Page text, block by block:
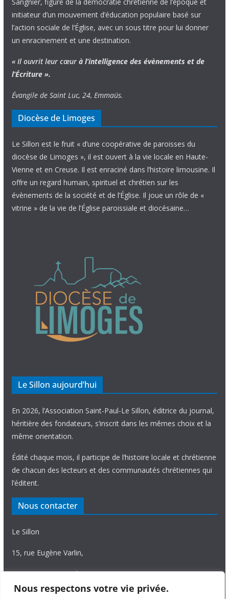
Nous respectons votre vie privée.
initiateur d’un mouvement d’éducation populaire basé sur
l’action sociale de l’Église, avec un sous titre pour lui donner
un enracinement et une destination.
« Il ouvrit leur cœur à l’intelligence des évènements et de
l’Écriture ».
Évangile de Saint Luc, 24, Emmaüs.
Diocèse de Limoges
Le Sillon est le fruit « d’une coopérative de paroisses du
diocèse de Limoges », il est ouvert à la vie locale en Haute-
Vienne et en Creuse. Il est enraciné dans l’histoire limousine. Il
offre un regard humain, spirituel et chrétien sur les
évènements de la société et de l’Église. Il joue un rôle de «
vitrine » de la vie de l’Église paroissiale et diocésaine…
Le Sillon aujourd’hui
En 2026, l’Association Saint-Paul-Le Sillon, éditrice du journal,
héritière des fondateurs, s’inscrit dans les mêmes choix et la
même orientation.
Édité chaque mois, il participe de l’histoire locale et chrétienne
de chacun des lecteurs et des communautés chrétiennes qui
l’éditent.
Nous contacter
Le Sillon
15, rue Eugène Varlin,
87036 Limoges Cedex.
Tél. 05 55 06 14 15